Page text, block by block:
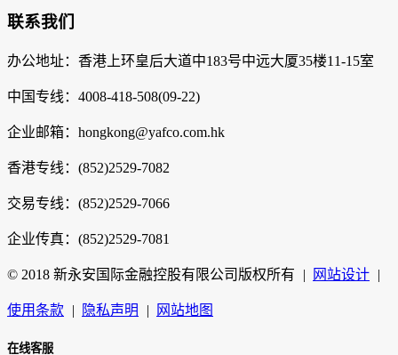
联系我们
办公地址：香港上环皇后大道中183号中远大厦35楼11-15室
中国专线：4008-418-508(09-22)
企业邮箱：hongkong@yafco.com.hk
香港专线：(852)2529-7082
交易专线：(852)2529-7066
企业传真：(852)2529-7081
© 2018 新永安国际金融控股有限公司版权所有 | 网站设计 |
使用条款 | 隐私声明 | 网站地图
在线客服